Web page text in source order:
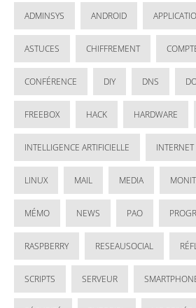
ADMINSYS ANDROID
ASTUCES CHIFFREMENT
CONFÉRENCE DIY DNS
FREEBOX HACK HARDWARE
INTELLIGENCE ARTIFICIELLE INTERNET
LINUX MAIL MEDIA
MÉMO NEWS PAO
RASPBERRY RESEAUSOCIAL
SCRIPTS SERVEUR